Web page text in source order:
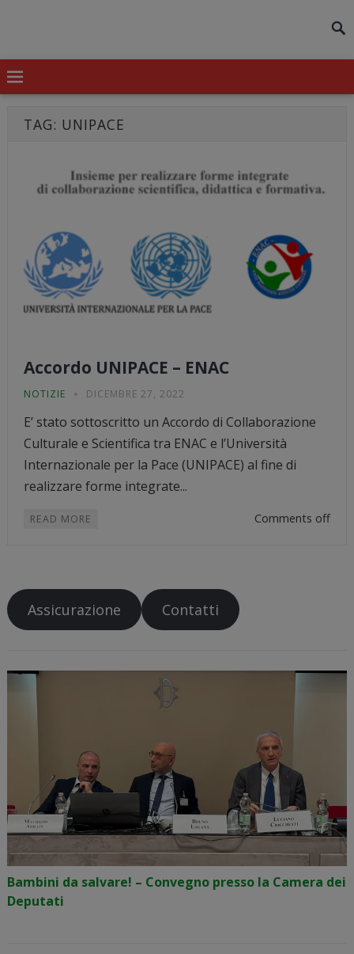
TAG: UNIPACE
Accordo UNIPACE – ENAC
NOTIZIE DICEMBRE 27, 2022
E’ stato sottoscritto un Accordo di Collaborazione
Culturale e Scientifica tra ENAC e l’Università
Internazionale per la Pace (UNIPACE) al fine di
realizzare forme integrate...
READ MORE Comments off
Assicurazione Contatti
Bambini da salvare! – Convegno presso la Camera dei
Deputati